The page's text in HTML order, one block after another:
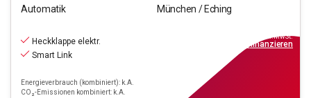
Automatik
München / Eching
Heckklappe elektr.
Smart Link
Energieverbrauch (kombiniert): k.A.
CO₂-Emissionen kombiniert: k.A.
inkl.MwSt.
finanzieren